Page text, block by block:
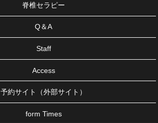
脊椎セラピー
Q＆A
Staff
Access
予約サイト（外部サイト）
form Times